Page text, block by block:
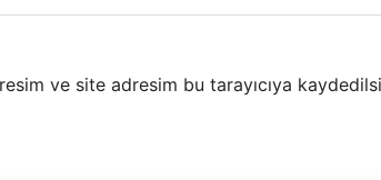
ve site adresim bu tarayıcıya